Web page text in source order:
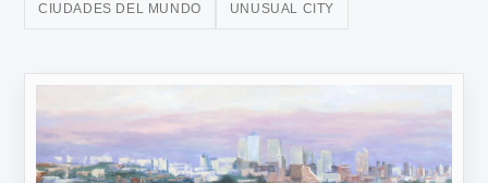
CIUDADES DEL MUNDO UNUSUAL CITY